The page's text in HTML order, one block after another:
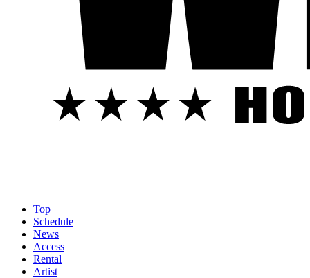
Top
Schedule
News
Access
Rental
Artist